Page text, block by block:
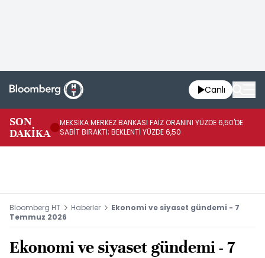
Canlı
SON
DAKİKA
MEKSİKA MERKEZ BANKASI FAİZ ORANINI YÜZDE 6,50'DE
SABİT BIRAKTI; BEKLENTİ YÜZDE 6,50
Bloomberg HT Haberler
Ekonomi ve siyaset gündemi - 7
Temmuz 2026
Ekonomi ve siyaset gündemi - 7